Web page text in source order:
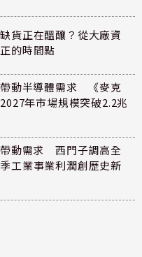
貨正在醞釀？從大廠資
的時間點
動半導體需求 《麥克
年市場規模突破2.2兆
動需求 西門子調高全
工業事業利潤創歷史新